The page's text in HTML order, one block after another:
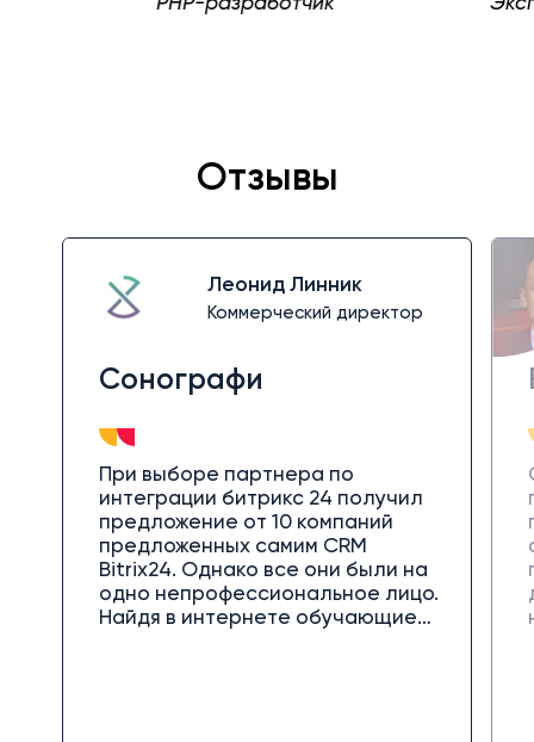
Эксперт по Битрикс24
Отзывы
Леонид Линник
Коммерческий директор
Сонографи
При выборе партнера по
интеграции битрикс 24 получил
предложение от 10 компаний
предложенных самим CRM
Bitrix24. Однако все они были на
одно непрофессиональное лицо.
Найдя в интернете обучающие